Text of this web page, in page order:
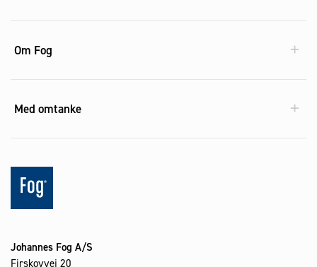
Om Fog
Med omtanke
Johannes Fog A/S
Firskovvej 20